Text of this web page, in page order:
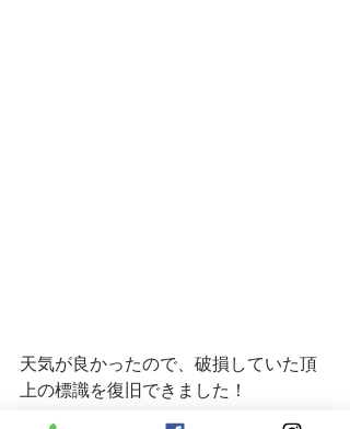
天気が良かったので、破損していた頂
上の標識を復旧できました！